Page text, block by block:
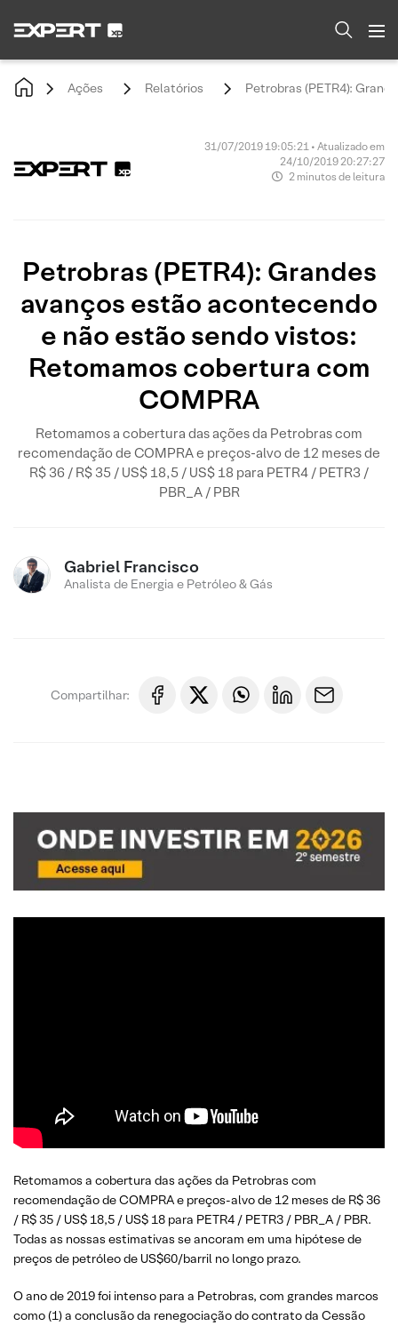
Ações Relatórios Petrobras (PETR4):
31/07/2019 19:05:21 • Atualizado em
24/10/2019 20:27:27
2 minutos de leitura
Petrobras (PETR4): Grandes
avanços estão acontecendo
e não estão sendo vistos:
Retomamos cobertura com
COMPRA
Retomamos a cobertura das ações da Petrobras com
recomendação de COMPRA e preços-alvo de 12 meses de
R$ 36 / R$ 35 / US$ 18,5 / US$ 18 para PETR4 / PETR3 /
PBR_A / PBR
Gabriel Francisco
Analista de Energia e Petróleo & Gás
Compartilhar:
Retomamos a cobertura das ações da Petrobras com
recomendação de COMPRA e preços-alvo de 12 meses de R$ 36
/ R$ 35 / US$ 18,5 / US$ 18 para PETR4 / PETR3 / PBR_A / PBR.
Todas as nossas estimativas se ancoram em uma hipótese de
preços de petróleo de US$60/barril no longo prazo.
O ano de 2019 foi intenso para a Petrobras, com grandes marcos
como (1) a conclusão da renegociação do contrato da Cessão